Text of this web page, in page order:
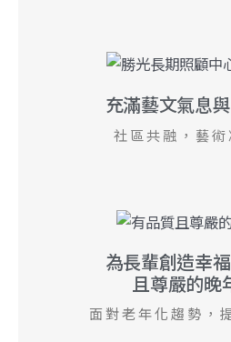
充滿藝文氣息
社區共融，藝
為長輩創造幸
且尊嚴的晚
面對老年化趨勢，